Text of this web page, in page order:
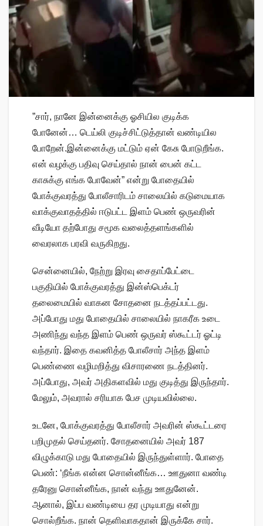
”சார், நானே இன்னைக்கு ஓசியில குடிக்க
போனேன்… டெய்லி குடிச்சிட்டுத்தான் வண்டியில
போறேன்.இன்னைக்கு மட்டும் ஏன் கேசு போடுறீங்க.
என் வழக்கு பதிவு செய்தால் நான் பைன் கட்ட
காசுக்கு எங்க போவேன்” என்று போதையில்
போக்குவரத்து போலீசாரிடம் சாலையில் கடுமையாக
வாக்குவாதத்தில் ஈடுபட்ட இளம் பெண் ஒருவரின்
வீடியோ தற்போது சமூக வலைத்தளங்களில்
வைரலாக பரவி வருகிறது.
சென்னையில், நேற்று இரவு சைதாப்பேட்டை
பகுதியில் போக்குவரத்து இன்ஸ்பெக்டர்
தலைமையில் வாகன சோதனை நடத்தப்பட்டது.
அப்போது மது போதையில் சாலையில் நாகரீக உடை
அணிந்து வந்த இளம் பெண் ஒருவர் ஸ்கூட்டர் ஓட்டி
வந்தார். இதை கவனித்த போலீசார் அந்த இளம்
பெண்ணை வழிமறித்து விசாரணை நடத்தினர்.
அப்போது, அவர் அதிகளவில் மது குடித்து இருந்தார்.
மேலும், அவரால் சரியாக பேச முடியவில்லை.
உடனே, போக்குவரத்து போலீசார் அவரின் ஸ்கூட்டரை
பறிமுதல் செய்தனர். சோதனையில் அவர் 187
விழுக்காடு மது போதையில் இருந்துள்ளார். போதை
பெண்: ‘நீங்க என்ன சொன்னீங்க… ஊதுனா வண்டி
தரேனு சொன்னீங்க, நான் வந்து ஊதுனேன்.
ஆனால், இப்ப வண்டியை தர முடியாது என்று
சொல்றீங்க. நான் தெளிவாகதான் இருக்கே சார்.